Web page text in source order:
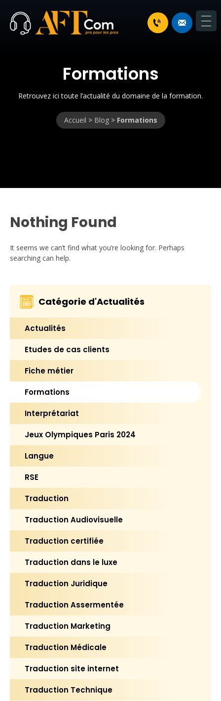
Formations
Retrouvez ici toute l’actualité du domaine de la formation.
Accueil > Blog> Formations
Nothing Found
It seems we can’t find what you’re looking for. Perhaps
searching can help.
Catégorie d'Actualités
Actualités
Etudes de cas clients
Fiche métier
Formations
Interprétariat
Jeux Olympiques Paris 2024
Langue
RSE
Traduction
Traduction Audiovisuelle
Traduction certifiée
Traduction dans le luxe
Traduction Juridique
Traduction Assermentée
Traduction Marketing
Traduction Médicale
Traduction site internet
Traduction Technique